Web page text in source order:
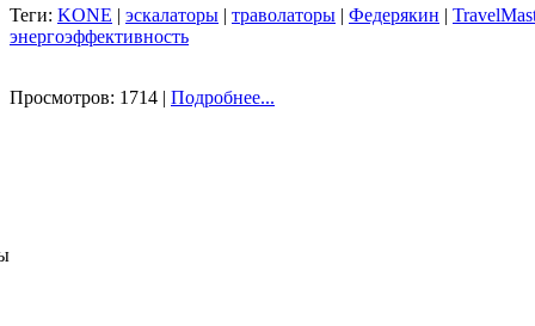
Теги: KONE | эскалаторы | траволаторы | Федерякин |
энергоэффективность
Просмотров: 1714 | Подробнее...